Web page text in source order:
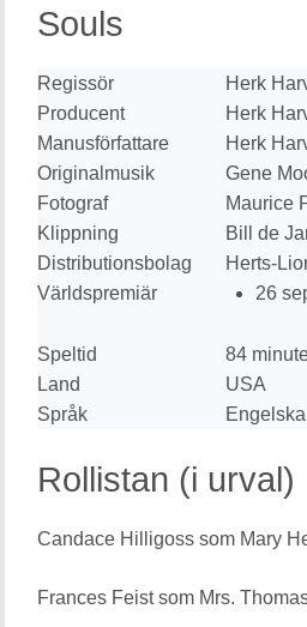
Souls
Regissör
Herk
Producent
Herk
Manusförfattare
Herk
Originalmusik
Gene
Fotograf
Maurice
Klippning
Bill de
Distributionsbolag
Herts-
Världspremiär
26
Speltid
84
Land
USA
Språk
Engelska
Rollistan (i urval)
Candace Hilligoss som Mary
Frances Feist som Mrs.